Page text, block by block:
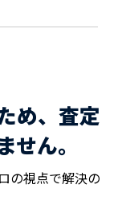
め、査定
ん。
の視点で解決の